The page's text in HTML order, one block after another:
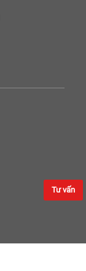
Tư vấn